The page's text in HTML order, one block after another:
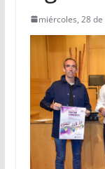
miércoles, 28